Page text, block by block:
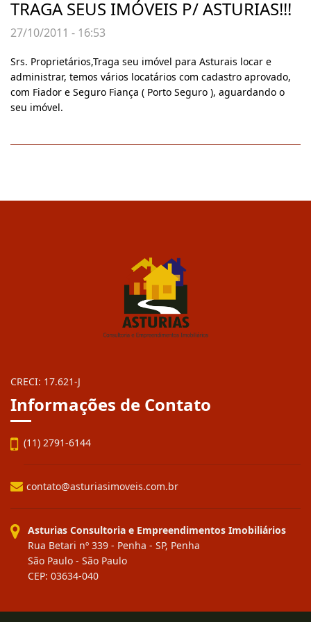
TRAGA SEUS IMÓVEIS P/ ASTURIAS!!!
27/10/2011 - 16:53
Srs. Proprietários,Traga seu imóvel para Asturais locar e
administrar, temos vários locatários com cadastro aprovado,
com Fiador e Seguro Fiança ( Porto Seguro ), aguardando o
seu imóvel.
CRECI: 17.621-J
Informações de Contato
(11) 2791-6144
contato@asturiasimoveis.com.br
Asturias Consultoria e Empreendimentos Imobiliários
Rua Betari nº 339 - Penha - SP, Penha
São Paulo - São Paulo
CEP: 03634-040